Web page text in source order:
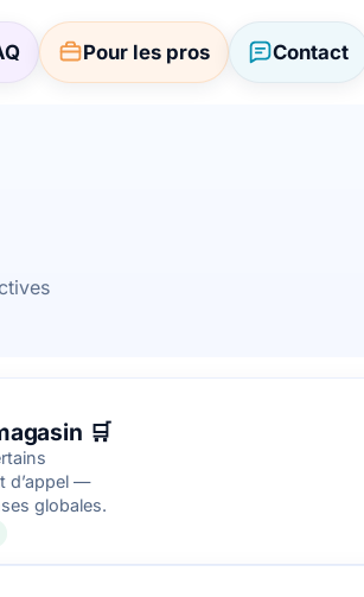
Pour les pros Contact
🛒
d’appel —
globales.